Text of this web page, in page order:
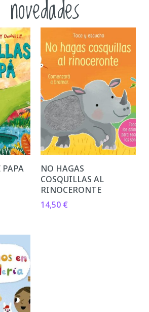
PAPA
NO HAGAS
COSQUILLAS AL
RINOCERONTE
14,50 €